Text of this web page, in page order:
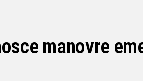
manovre